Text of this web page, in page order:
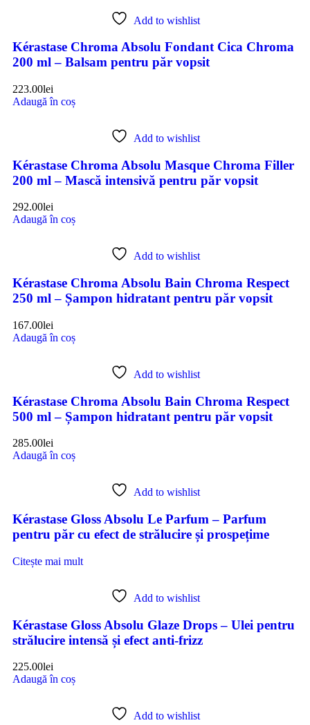
Add to wishlist
Kérastase Chroma Absolu Fondant Cica Chroma
200 ml – Balsam pentru păr vopsit
223.00lei
Adaugă în coș
Add to wishlist
Kérastase Chroma Absolu Masque Chroma Filler
200 ml – Mască intensivă pentru păr vopsit
292.00lei
Adaugă în coș
Add to wishlist
Kérastase Chroma Absolu Bain Chroma Respect
250 ml – Șampon hidratant pentru păr vopsit
167.00lei
Adaugă în coș
Add to wishlist
Kérastase Chroma Absolu Bain Chroma Respect
500 ml – Șampon hidratant pentru păr vopsit
285.00lei
Adaugă în coș
Add to wishlist
Kérastase Gloss Absolu Le Parfum – Parfum
pentru păr cu efect de strălucire și prospețime
Citește mai mult
Add to wishlist
Kérastase Gloss Absolu Glaze Drops – Ulei pentru
strălucire intensă și efect anti-frizz
225.00lei
Adaugă în coș
Add to wishlist